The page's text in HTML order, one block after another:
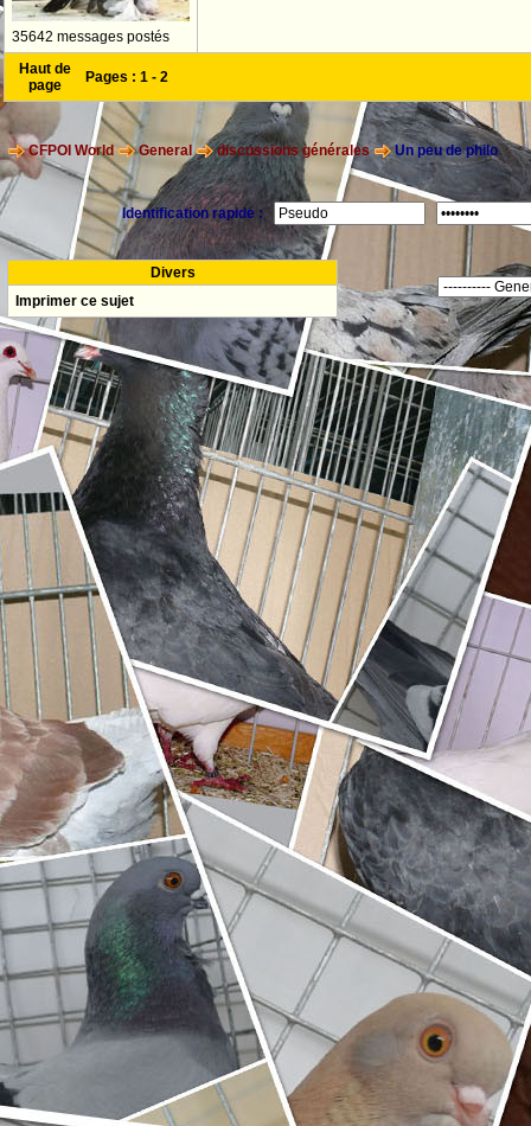
35642 messages postés
Haut de
page
Pages : 1 - 2
CFPOI World General discussions générales Un peu de philo
Identification rapide :
Divers
Imprimer ce sujet